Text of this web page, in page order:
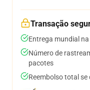
Transação
Entrega mundial
Número de
pacotes
Reembolso total